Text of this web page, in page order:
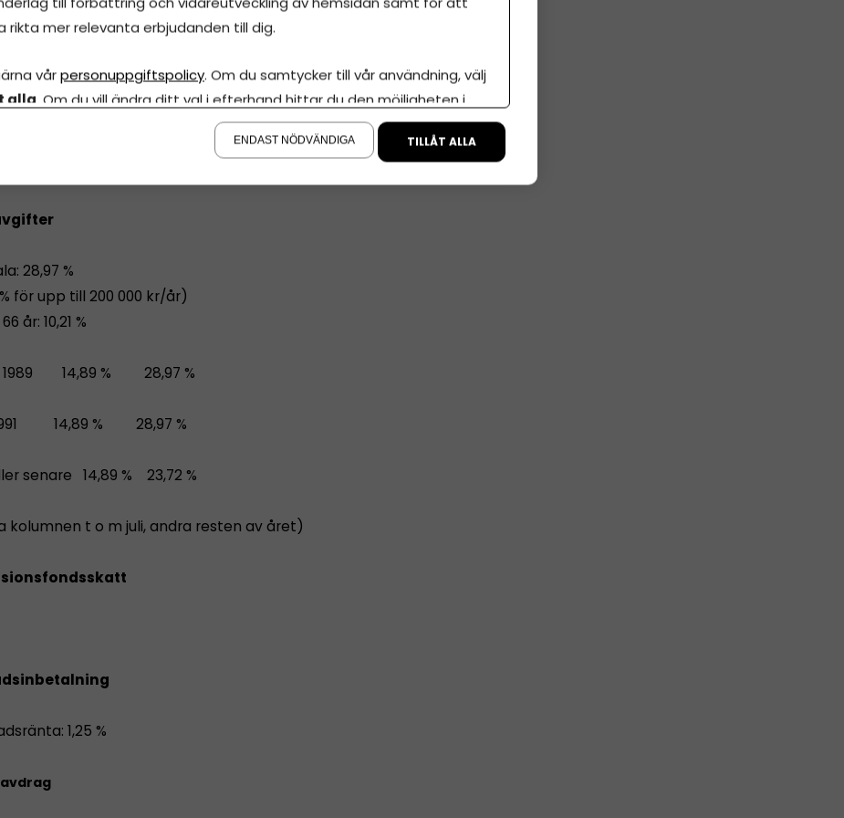
som ligger över 7,5 basbelopp) + 14 106 kr
för sexårsbilar: 178 000 kr.
28,97 %
för upp till 200 000 kr/år)
år: 10,21 %
1989 14,89 % 28,97 %
14,89 % 28,97 %
senare 14,89 % 23,72 %
kolumnen t o m juli, andra resten av året)
1,25 %
rikta mer relevanta erbjudanden till dig.
vårpersonuppgiftspolicy. Om du samtycker till vår användning, välj
alla . Om du vill ändra ditt val i efterhand hittar du den möjligheten i
ENDAST NÖDVÄNDIGA TILLÅT ALLA